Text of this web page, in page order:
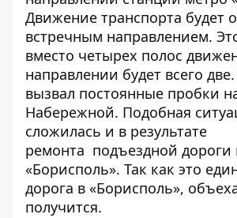
Движение транспорта будет
встречным направлением.
вместо четырех полос
направлении будет всего
вызвал постоянные пробки
Набережной. Подобная
сложилась и в результате
ремонта подъездной дороги
«Борисполь». Так как это
дорога в «Борисполь»,
получится.